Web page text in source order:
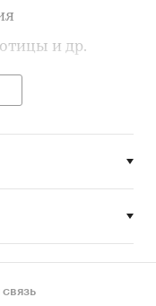
и др.
июнь) 2010 г. в
в сводных